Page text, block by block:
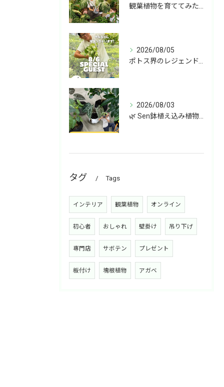
観葉植物を育ててみたいけど、何を選べばいいか分からない」
2026/08/05
ポトス界のレジェンド、COME BACK!!!
2026/08/03
🌿 Sen鉢植え込み植物 オンラインショップデビュー！ 🌿
タグ Tags
インテリア 観葉植物 オンライン
初心者 おしゃれ 壁掛け 吊り下げ
専門店 サボテン プレゼント
板付け 塊根植物 アガベ